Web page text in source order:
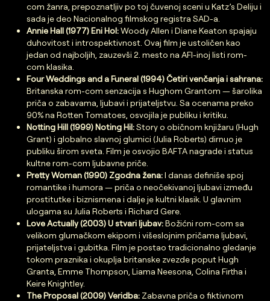
com žanra, prepoznatljiv po toj čuvenoj sceni u Katz’s Deliju i
sada je deo Nacionalnog filmskog registra SAD-a.
Annie Hall (1977) Eni Hol:Woody Allen i Diane Keaton spajaju
duhovitost i introspektivnost. Ovaj film je ustoličen kao
jedan od najboljih, zauzevši 2. mesto na AFI-inoj listi rom-
com klasika.
Four Weddings and a Funeral (1994) Četiri venčanja i sahrana:
Britanska rom-com senzacija s Hughom Grantom — šarolika
priča o zabavama, ljubavi i prijateljstvu. Sa ocenama preko
90% na Rotten Tomatoes, osvojila je publiku i kritiku.
Notting Hill (1999) Noting Hil:Story o običnom knjižaru (Hugh
Grant) i globalno slavnoj glumici (Julia Roberts) dirnuo je
publiku širom sveta. Film je osvojio BAFTA nagrade i status
kultne rom-com ljubavne priče.
Pretty Woman (1990) Zgodna žena:I danas definiše spoj
romantike i humora — priča o neočekivanoj ljubavi između
prostitutke i biznismena i dalje je kultni klasik. U glavnim
ulogama su Julia Roberts i Richard Gere.
Love Actually (2003) U stvari ljubav:Božićni rom-com sa
velikom glumačkom ekipom i višeslojnim pričama ljubavi,
prijateljstva i gubitka. Film je postao tradicionalno gledanje
tokom praznika i okuplja britanske zvezde poput Hugh
Granta, Emme Thompson, Liama Neesona, Colina Firtha i
Keire Knightley.
The Proposal (2009) Veridba: Zabavna priča o fiktivnom